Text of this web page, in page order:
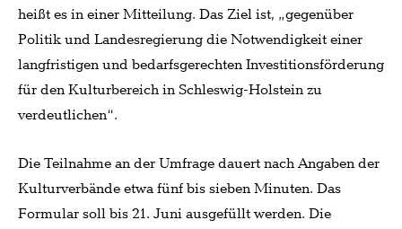
heißt es in einer Mitteilung. Das Ziel ist, „gegenüber
Politik und Landesregierung die Notwendigkeit einer
langfristigen und bedarfsgerechten Investitionsförderung
für den Kulturbereich in Schleswig-Holstein zu
verdeutlichen“.
Die Teilnahme an der Umfrage dauert nach Angaben der
Kulturverbände etwa fünf bis sieben Minuten. Das
Formular soll bis 21. Juni ausgefüllt werden. Die